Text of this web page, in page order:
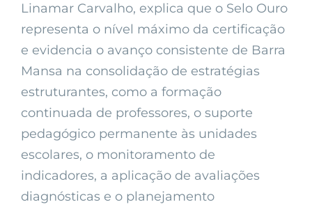
Linamar Carvalho, explica que o Selo Ouro
representa o nível máximo da certificação
e evidencia o avanço consistente de Barra
Mansa na consolidação de estratégias
estruturantes, como a formação
continuada de professores, o suporte
pedagógico permanente às unidades
escolares, o monitoramento de
indicadores, a aplicação de avaliações
diagnósticas e o planejamento